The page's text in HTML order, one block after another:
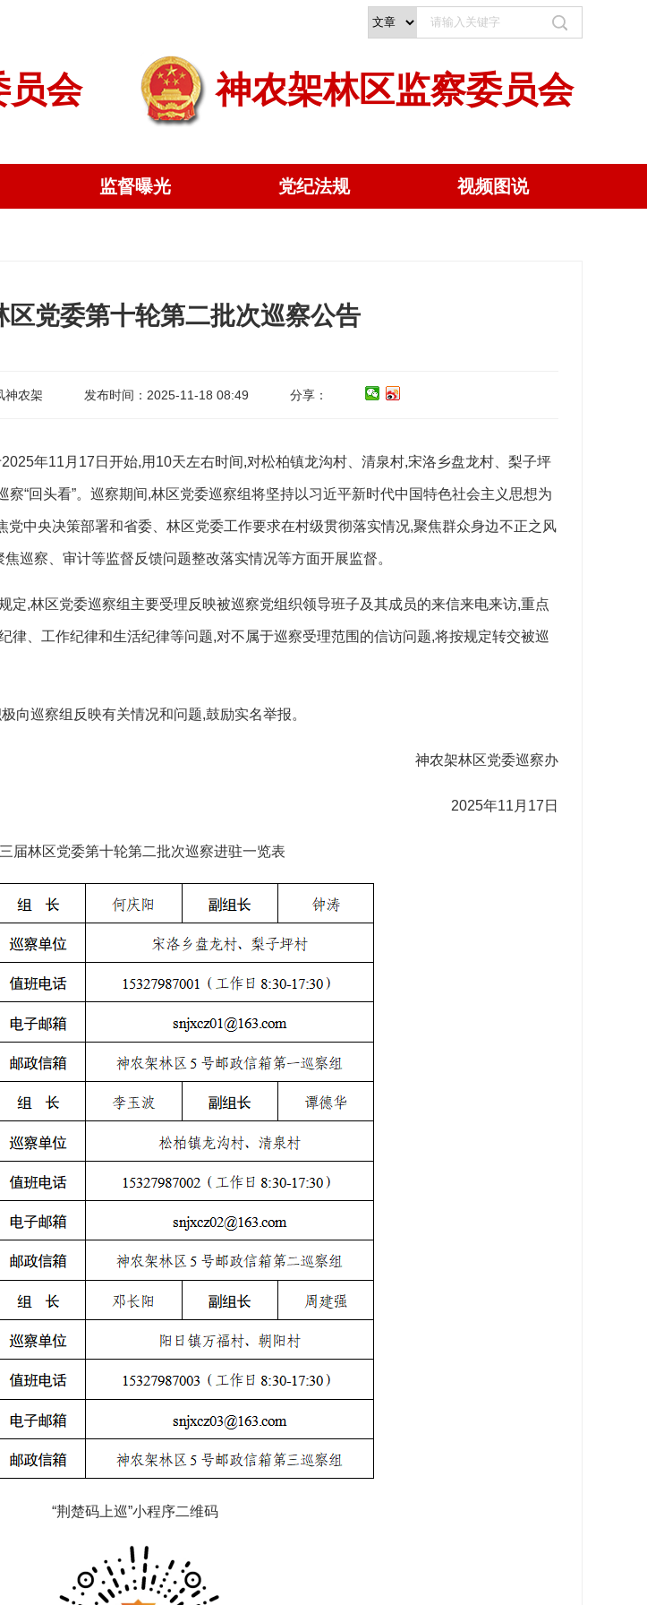
员会 神农架林区监察委员会
监督曝光 党纪法规 视频图说
区党委第十轮第二批次巡察公告
神农架 发布时间：2025-11-18 08:49 分享：
2025年11 月 17 日开始,用 10天左右时间,对松柏镇龙沟村、清泉村,宋洛乡盘龙村、梨子坪
察“回头看”。巡察期间,林区党委巡察组将坚持以习近平新时代中国特色社会主义思想为
党中央决策部署和省委、林区党委工作要求在村级贯彻落实情况,聚焦群众身边不正之风
焦巡察、审计等监督反馈问题整改落实情况等方面开展监督。
定,林区党委巡察组主要受理反映被巡察党组织领导班子及其成员的来信来电来访,重点
律、工作纪律和生活纪律等问题,对不属于巡察受理范围的信访问题,将按规定转交被巡
向巡察组反映有关情况和问题,鼓励实名举报。
神农架林区党委巡察办
2025年11月17日
届林区党委第十轮第二批次巡察进驻一览表
“荆楚码上巡”小程序二维码